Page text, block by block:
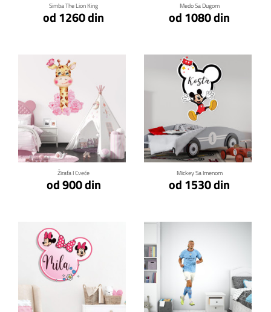
Simba The Lion King
od 1260 din
Medo Sa Dugom
od 1080 din
Žirafa I Cveće
od 900 din
Klikni za detalje
Mickey Sa Imenom
od 1530 din
Klikni za detalje
Klikni za detalje Klikni za detalje